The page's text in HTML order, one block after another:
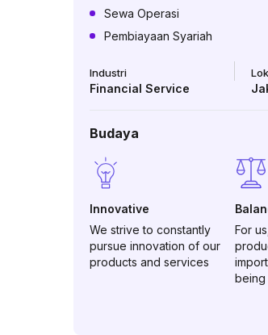
Sewa Operasi
Pembiayaan Syariah
Industri
Financial Service
Budaya
Innovative
We strive to constantly
pursue innovation of our
products and services
For
being